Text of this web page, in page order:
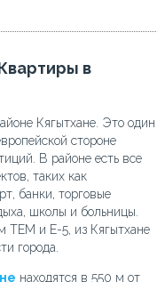
в
Кягытхане. Это один
стороне
В районе есть все
таких как
банки, торговые
школы и больницы.
TEM и E-5, из Кягытхане
города.
находятся в 550 м от